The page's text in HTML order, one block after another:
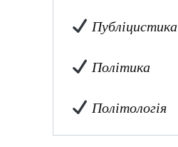
Публіцистика
Політика
Політологія